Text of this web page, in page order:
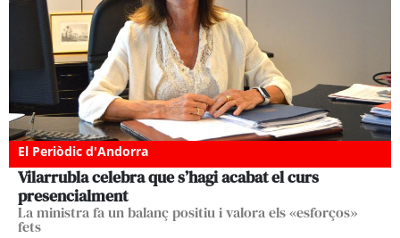
El Periòdic d'Andorra
Vilarrubla celebra que s’hagi acabat el curs
presencialment
La ministra fa un balanç positiu i valora els «esforços»
fets